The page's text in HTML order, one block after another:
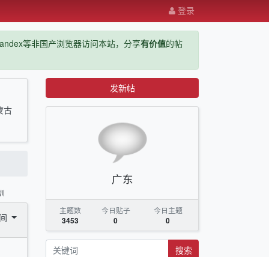
登录
等非国产浏览器访问本站，分享有价值的帖
古
发新帖
广东
主题数
3453
今日贴子
0
今日主题
0
搜索